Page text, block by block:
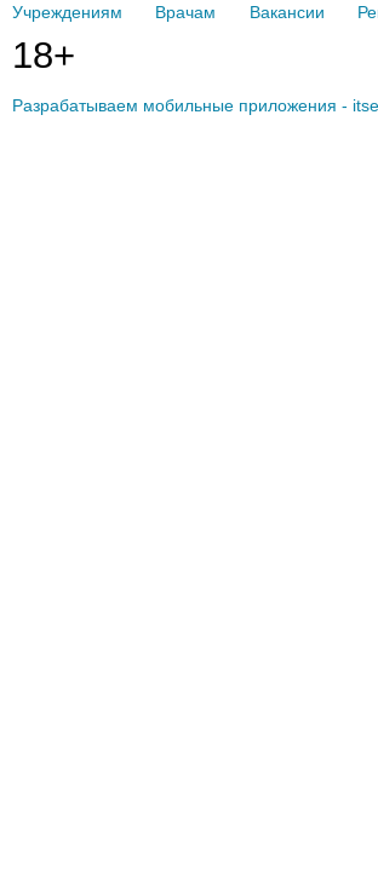
Учреждениям
Врачам Вакансии
18+
Разрабатываем мобильные приложения -